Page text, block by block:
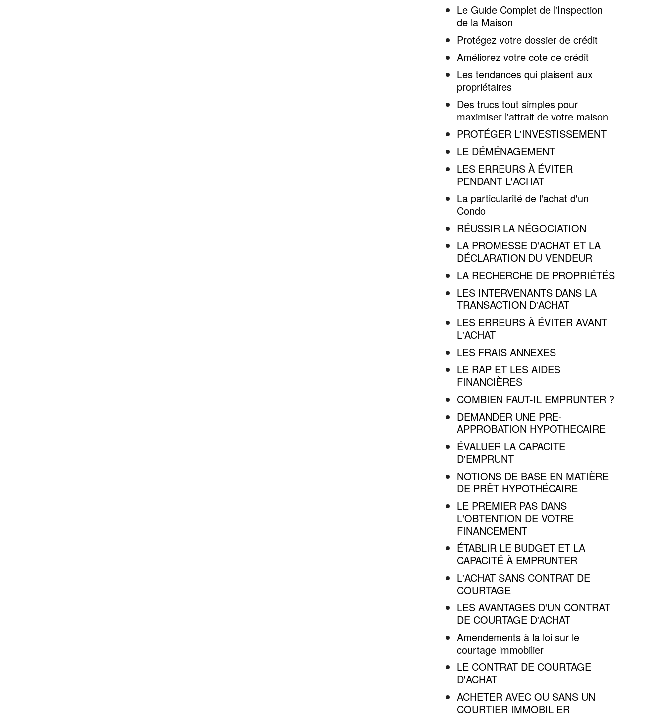
Le Guide Complet de l'Inspection
de la Maison
Protégez votre dossier de crédit
Améliorez votre cote de crédit
Les tendances qui plaisent aux
propriétaires
Des trucs tout simples pour
maximiser l'attrait de votre maison
PROTÉGER L'INVESTISSEMENT
LE DÉMÉNAGEMENT
LES ERREURS À ÉVITER
PENDANT L'ACHAT
La particularité de l'achat d'un
Condo
RÉUSSIR LA NÉGOCIATION
LA PROMESSE D'ACHAT ET LA
DÉCLARATION DU VENDEUR
LA RECHERCHE DE PROPRIÉTÉS
LES INTERVENANTS DANS LA
TRANSACTION D'ACHAT
LES ERREURS À ÉVITER AVANT
L'ACHAT
LES FRAIS ANNEXES
LE RAP ET LES AIDES
FINANCIÈRES
COMBIEN FAUT-IL EMPRUNTER ?
DEMANDER UNE PRE-
APPROBATION HYPOTHECAIRE
ÉVALUER LA CAPACITE
D'EMPRUNT
NOTIONS DE BASE EN MATIÈRE
DE PRÊT HYPOTHÉCAIRE
LE PREMIER PAS DANS
L'OBTENTION DE VOTRE
FINANCEMENT
ÉTABLIR LE BUDGET ET LA
CAPACITÉ À EMPRUNTER
L'ACHAT SANS CONTRAT DE
COURTAGE
LES AVANTAGES D'UN CONTRAT
DE COURTAGE D'ACHAT
Amendements à la loi sur le
courtage immobilier
LE CONTRAT DE COURTAGE
D'ACHAT
ACHETER AVEC OU SANS UN
COURTIER IMMOBILIER